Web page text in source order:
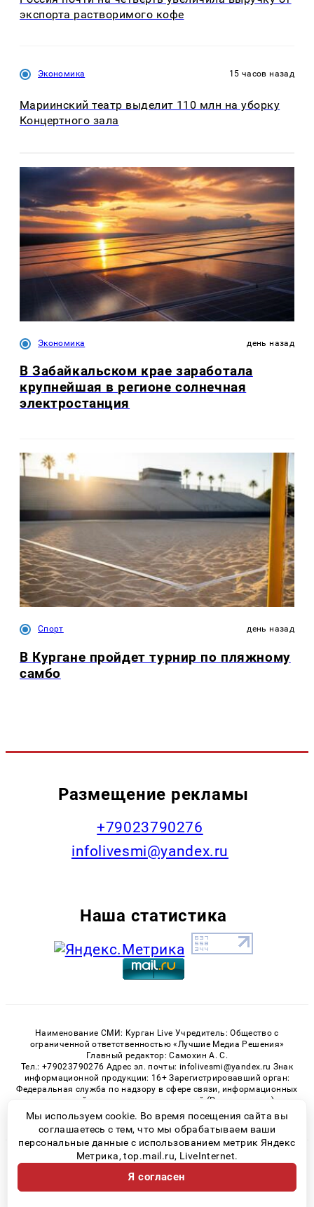
экспорта растворимого кофе
Экономика 15 часов назад
Мариинский театр выделит 110 млн на уборку
Концертного зала
Экономика день назад
В Забайкальском крае заработала
крупнейшая в регионе солнечная
электростанция
Спорт день назад
В Кургане пройдет турнир по пляжному
самбо
Размещение рекламы
+79023790276
infolivesmi@yandex.ru
Наша статистика
Наименование СМИ: Курган Live Учредитель: Общество с
ограниченной ответственностью «Лучшие Медиа Решения»
Главный редактор: Самохин А. С.
Тел.: +79023790276 Адрес эл. почты: infolivesmi@yandex.ru Знак
информационной продукции: 16+ Зарегистрировавший орган:
Федеральная служба по надзору в сфере связи, информационных
технологий и массовых коммуникаций (Роскомнадзор)
Регистрационный номер СМИ ЭЛ № ФС 77 - 82535 от 21.01.2022
© 2026 «Kurgan-Live» | Все права защищены
Возрастная категория сайта 16+
Политика конфиденциальности
Мы используем cookie. Во время посещения сайта вы
соглашаетесь с тем, что мы обрабатываем ваши
персональные данные с использованием метрик Яндекс
Метрика, top.mail.ru, LiveInternet.
Я согласен